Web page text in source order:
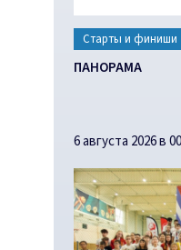
Старты и финиши
ПАНОРАМА
6 августа 2026 в